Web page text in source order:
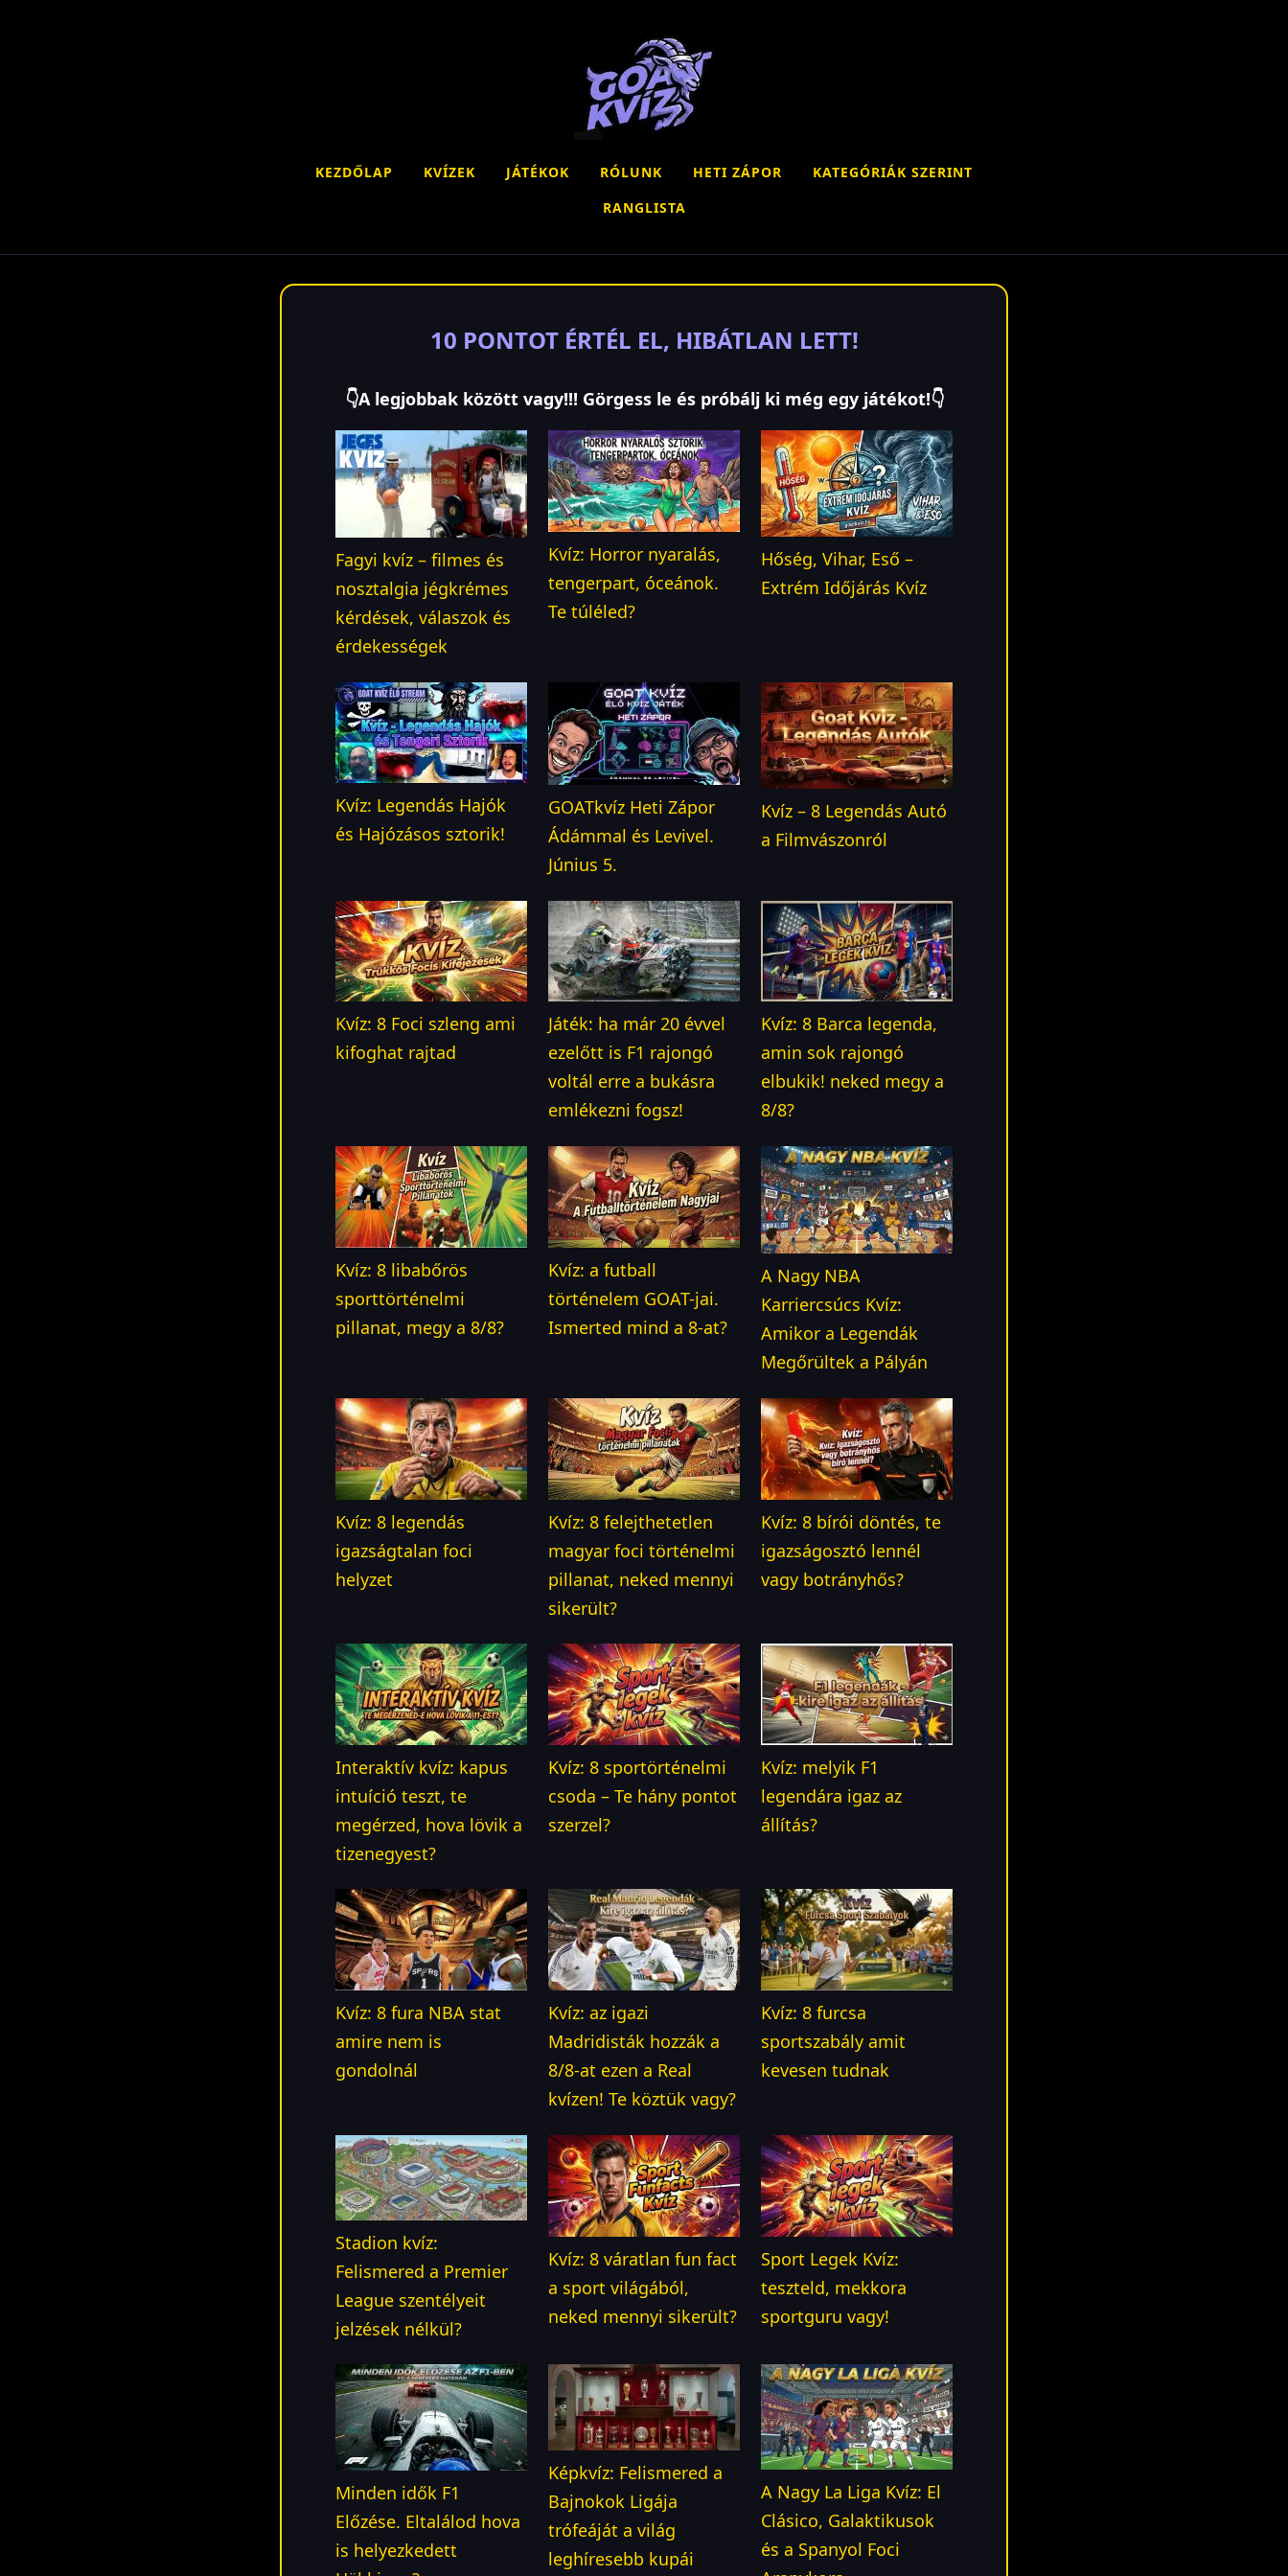
KEZDŐLAP KVÍZEK JÁTÉKOK RÓLUNK HETI ZÁPOR
KATEGÓRIÁK SZERINT
RANGLISTA
10 PONTOT ÉRTÉL EL, HIBÁTLAN LETT!
👇A legjobbak között vagy!!! Görgess le és próbálj ki még egy játékot!👇
Fagyi kvíz – filmes és
nosztalgia jégkrémes
kérdések, válaszok és
érdekességek
Kvíz: Horror nyaralás,
tengerpart, óceánok.
Te túléled?
Hőség, Vihar, Eső –
Extrém Időjárás Kvíz
Kvíz: Legendás Hajók
és Hajózásos sztorik!
GOATkvíz Heti Zápor
Ádámmal és Levivel.
Június 5.
Kvíz – 8 Legendás Autó
a Filmvászonról
Kvíz: 8 Foci szleng ami
kifoghat rajtad
Játék: ha már 20 évvel
ezelőtt is F1 rajongó
voltál erre a bukásra
emlékezni fogsz!
Kvíz: 8 Barca legenda,
amin sok rajongó
elbukik! neked megy a
8/8?
Kvíz: 8 libabőrös
sporttörténelmi
pillanat, megy a 8/8?
Kvíz: a futball
történelem GOAT-jai.
Ismerted mind a 8-at?
A Nagy NBA
Karriercsúcs Kvíz:
Amikor a Legendák
Megőrültek a Pályán
Kvíz: 8 legendás
igazságtalan foci
helyzet
Kvíz: 8 felejthetetlen
magyar foci történelmi
pillanat, neked mennyi
sikerült?
Kvíz: 8 bírói döntés, te
igazságosztó lennél
vagy botrányhős?
Interaktív kvíz: kapus
intuíció teszt, te
megérzed, hova lövik a
tizenegyest?
Kvíz: 8 sportörténelmi
csoda – Te hány pontot
szerzel?
Kvíz: melyik F1
legendára igaz az
állítás?
Kvíz: 8 fura NBA stat
amire nem is
gondolnál
Kvíz: az igazi
Madridisták hozzák a
8/8-at ezen a Real
kvízen! Te köztük vagy?
Kvíz: 8 furcsa
sportszabály amit
kevesen tudnak
Stadion kvíz:
Felismered a Premier
League szentélyeit
jelzések nélkül?
Kvíz: 8 váratlan fun fact
a sport világából,
neked mennyi sikerült?
Sport Legek Kvíz:
teszteld, mekkora
sportguru vagy!
Minden idők F1
Előzése. Eltalálod hova
is helyezkedett
Képkvíz: Felismered a
Bajnokok Ligája
trófeáját a világ
leghíresebb kupái
A Nagy La Liga Kvíz: El
Clásico, Galaktikusok
és a Spanyol Foci